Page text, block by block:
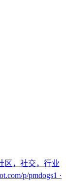
区，社交，行业
p/pmdogs1 ·